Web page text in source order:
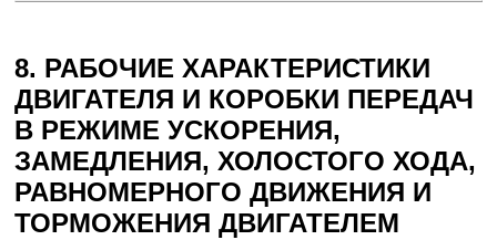
8. РАБОЧИЕ ХАРАКТЕРИСТИКИ
ДВИГАТЕЛЯ И КОРОБКИ ПЕРЕДАЧ
В РЕЖИМЕ УСКОРЕНИЯ,
ЗАМЕДЛЕНИЯ, ХОЛОСТОГО ХОДА,
РАВНОМЕРНОГО ДВИЖЕНИЯ И
ТОРМОЖЕНИЯ ДВИГАТЕЛЕМ